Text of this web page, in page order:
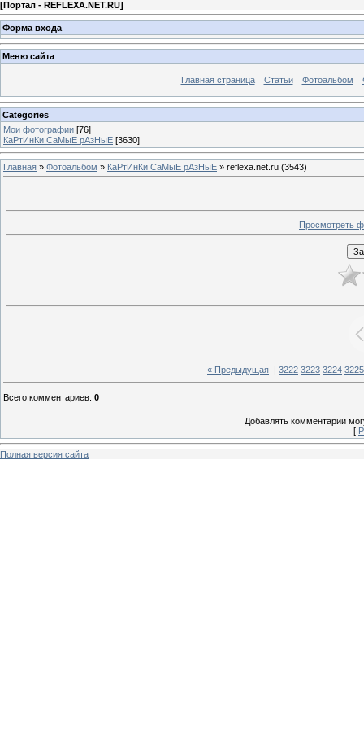
[Портал - REFLEXA.NET.RU]
Форма входа
Меню сайта
Главная страница Статьи Фотоальбом
Categories
Мои фотографии [76]
КаРтИнКи СаМыЕ рАзНыЕ [3630]
Главная » Фотоальбом » КаРтИнКи СаМыЕ рАзНыЕ » reflexa.net.ru (3543)
Просмотреть
« Предыдущая 3222 3223 3224 3225
Всего комментариев: 0
Добавлять комментарии
[
Полная версия сайта